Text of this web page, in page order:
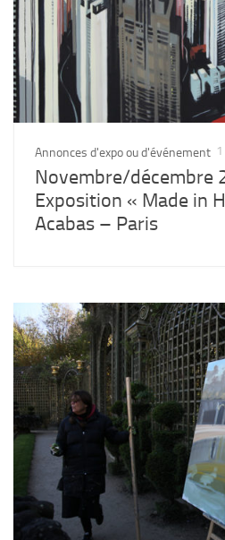
Annonces d'expo ou d'événement
Novembre/décembre
Exposition « Made in
Acabas – Paris